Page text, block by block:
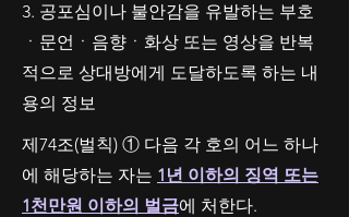
3. 공포심이나 불안감을 유발하는 부호
ㆍ문언ㆍ음향ㆍ화상 또는 영상을 반복
적으로 상대방에게 도달하도록 하는 내
용의 정보
제74조(벌칙) ① 다음 각 호의 어느 하나
에 해당하는 자는 1년 이하의 징역 또는
1천만원 이하의 벌금에 처한다.